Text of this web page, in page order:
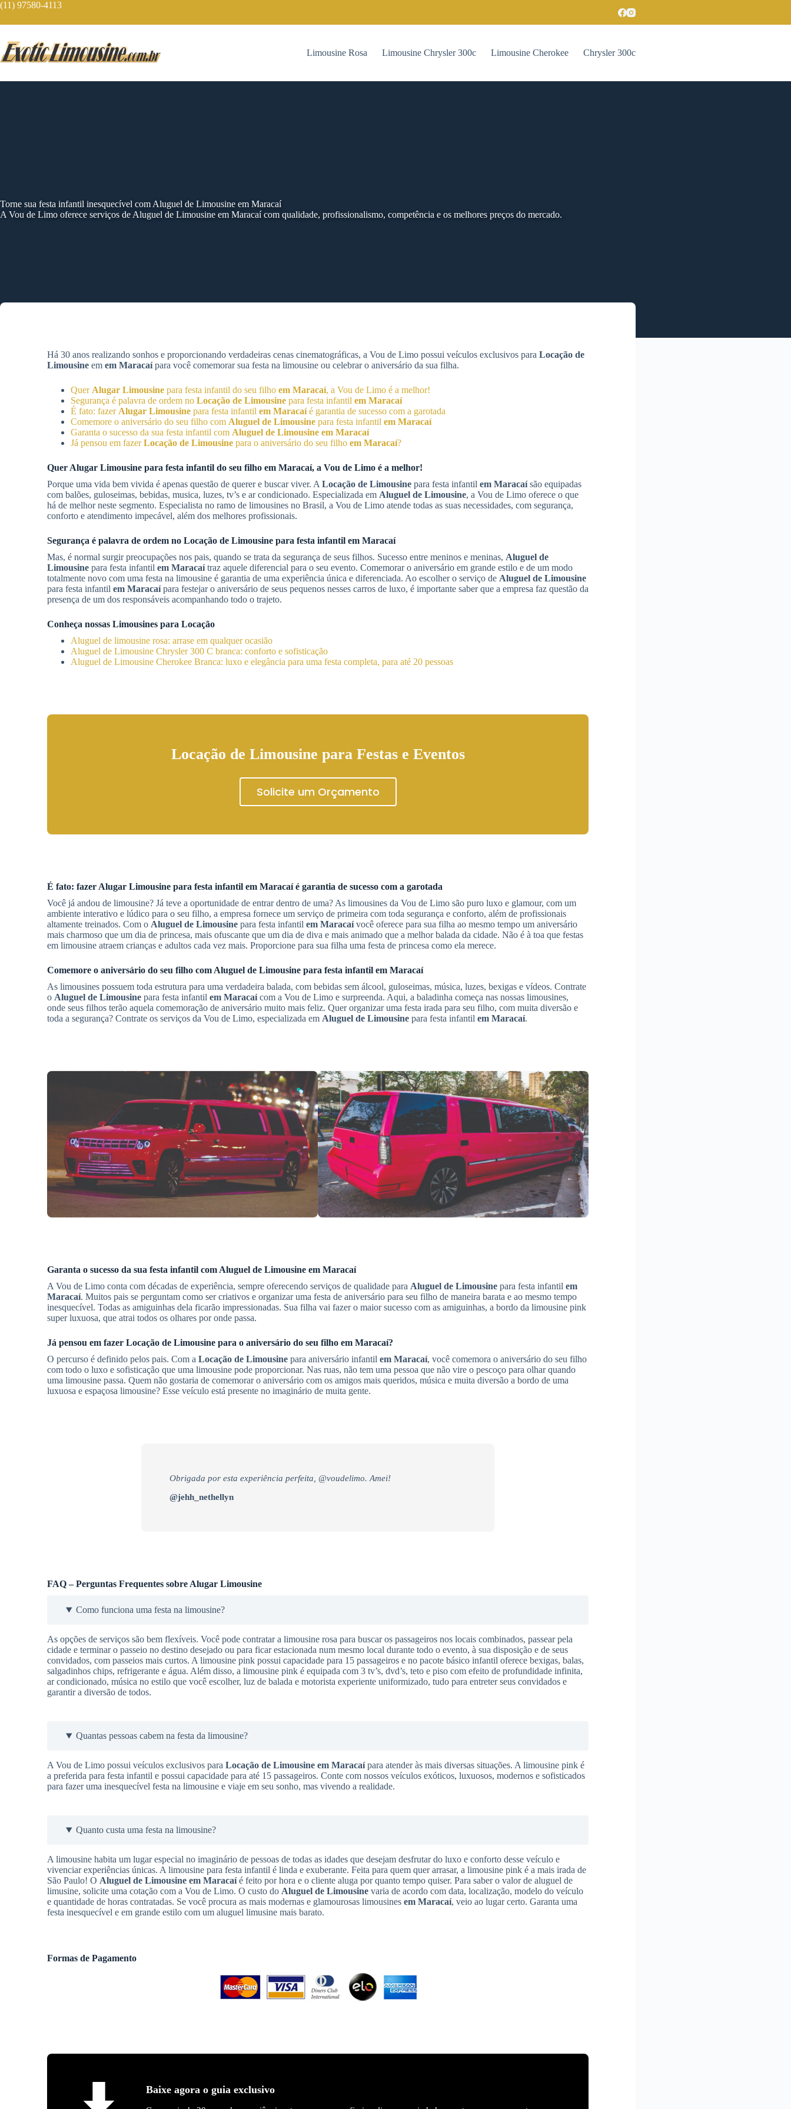
Skip
content
(11) 97580-4113
Limousine Rosa Limousine Chrysler 300c Limousine Cherokee Chrysler 300c
Torne sua festa infantil inesquecível com Aluguel de Limousine em Maracaí
A Vou de Limo oferece serviços de Aluguel de Limousine em Maracaí com qualidade, profissionalismo, competência e os melhores preços do mercado.
Há 30 anos realizando sonhos e proporcionando verdadeiras cenas cinematográficas, a Vou de Limo possui veículos exclusivos para Locação de
Limousine em em Maracaípara você comemorar sua festa na limousine ou celebrar o aniversário da sua filha.
Quer Alugar Limousine para festa infantil do seu filho em Maracaí, a Vou de Limo é a melhor!
Segurança é palavra de ordem no Locação de Limousine para festa infantil em Maracaí
É fato: fazer Alugar Limousine para festa infantil em Maracaíé garantia de sucesso com a garotada
Comemore o aniversário do seu filho com Aluguel de Limousine para festa infantil em Maracaí
Garanta o sucesso da sua festa infantil com Aluguel de Limousine em Maracaí
Já pensou em fazerLocação de Limousine para o aniversário do seu filho em Maracaí?
Quer Alugar Limousine para festa infantil do seu filho em Maracaí, a Vou de Limo é a melhor!
Porque uma vida bem vivida é apenas questão de querer e buscar viver. A Locação de Limousine para festa infantil em Maracaísão equipadas
com balões, guloseimas, bebidas, musica, luzes, tv’s e ar condicionado. Especializada em Aluguel de Limousine, a Vou de Limo oferece o que
há de melhor neste segmento. Especialista no ramo de limousines no Brasil, a Vou de Limo atende todas as suas necessidades, com segurança,
conforto e atendimento impecável, além dos melhores profissionais.
Segurança é palavra de ordem no Locação de Limousine para festa infantil em Maracaí
Mas, é normal surgir preocupações nos pais, quando se trata da segurança de seus filhos. Sucesso entre meninos e meninas, Aluguel de
Limousine para festa infantil em Maracaítraz aquele diferencial para o seu evento. Comemorar o aniversário em grande estilo e de um modo
totalmente novo com uma festa na limousine é garantia de uma experiência única e diferenciada. Ao escolher o serviço de Aluguel de Limousine
para festa infantil em Maracaípara festejar o aniversário de seus pequenos nesses carros de luxo, é importante saber que a empresa faz questão da
presença de um dos responsáveis acompanhando todo o trajeto.
Conheça nossas Limousines para Locação
Aluguel de limousine rosa: arrase em qualquer ocasião
Aluguel de Limousine Chrysler 300 C branca: conforto e sofisticação
Aluguel de Limousine Cherokee Branca: luxo e elegância para uma festa completa, para até 20 pessoas
Locação de Limousine para Festas e Eventos
Solicite um Orçamento
É fato: fazer Alugar Limousine para festa infantil em Maracaíé garantia de sucesso com a garotada
Você já andou de limousine? Já teve a oportunidade de entrar dentro de uma? As limousines da Vou de Limo são puro luxo e glamour, com um
ambiente interativo e lúdico para o seu filho, a empresa fornece um serviço de primeira com toda segurança e conforto, além de profissionais
altamente treinados. Com o Aluguel de Limousine para festa infantil em Maracaívocê oferece para sua filha ao mesmo tempo um aniversário
mais charmoso que um dia de princesa, mais ofuscante que um dia de diva e mais animado que a melhor balada da cidade. Não é à toa que festas
em limousine atraem crianças e adultos cada vez mais. Proporcione para sua filha uma festa de princesa como ela merece.
Comemore o aniversário do seu filho com Aluguel de Limousine para festa infantil em Maracaí
As limousines possuem toda estrutura para uma verdadeira balada, com bebidas sem álcool, guloseimas, música, luzes, bexigas e vídeos. Contrate
o Aluguel de Limousine para festa infantil em Maracaícom a Vou de Limo e surpreenda. Aqui, a baladinha começa nas nossas limousines,
onde seus filhos terão aquela comemoração de aniversário muito mais feliz. Quer organizar uma festa irada para seu filho, com muita diversão e
toda a segurança? Contrate os serviços da Vou de Limo, especializada em Aluguel de Limousine para festa infantil em Maracaí.
Garanta o sucesso da sua festa infantil com Aluguel de Limousine em Maracaí
A Vou de Limo conta com décadas de experiência, sempre oferecendo serviços de qualidade para Aluguel de Limousine para festa infantil em
Maracaí. Muitos pais se perguntam como ser criativos e organizar uma festa de aniversário para seu filho de maneira barata e ao mesmo tempo
inesquecível. Todas as amiguinhas dela ficarão impressionadas. Sua filha vai fazer o maior sucesso com as amiguinhas, a bordo da limousine pink
super luxuosa, que atrai todos os olhares por onde passa.
Já pensou em fazer Locação de Limousine para o aniversário do seu filho em Maracaí?
O percurso é definido pelos pais. Com a Locação de Limousine para aniversário infantil em Maracaí, você comemora o aniversário do seu filho
com todo o luxo e sofisticação que uma limousine pode proporcionar. Nas ruas, não tem uma pessoa que não vire o pescoço para olhar quando
uma limousine passa. Quem não gostaria de comemorar o aniversário com os amigos mais queridos, música e muita diversão a bordo de uma
luxuosa e espaçosa limousine? Esse veículo está presente no imaginário de muita gente.
Obrigada por esta experiência perfeita, @voudelimo. Amei!
@jehh_nethellyn
FAQ – Perguntas Frequentes sobre Alugar Limousine
Como funciona uma festa na limousine?
As opções de serviços são bem flexíveis. Você pode contratar a limousine rosa para buscar os passageiros nos locais combinados, passear pela
cidade e terminar o passeio no destino desejado ou para ficar estacionada num mesmo local durante todo o evento, à sua disposição e de seus
convidados, com passeios mais curtos. A limousine pink possui capacidade para 15 passageiros e no pacote básico infantil oferece bexigas, balas,
salgadinhos chips, refrigerante e água. Além disso, a limousine pink é equipada com 3 tv’s, dvd’s, teto e piso com efeito de profundidade infinita,
ar condicionado, música no estilo que você escolher, luz de balada e motorista experiente uniformizado, tudo para entreter seus convidados e
garantir a diversão de todos.
Quantas pessoas cabem na festa da limousine?
A Vou de Limo possui veículos exclusivos para Locação de Limousine em Maracaípara atender às mais diversas situações. A limousine pink é
a preferida para festa infantil e possui capacidade para até 15 passageiros. Conte com nossos veículos exóticos, luxuosos, modernos e sofisticados
para fazer uma inesquecível festa na limousine e viaje em seu sonho, mas vivendo a realidade.
Quanto custa uma festa na limousine?
A limousine habita um lugar especial no imaginário de pessoas de todas as idades que desejam desfrutar do luxo e conforto desse veículo e
vivenciar experiências únicas. A limousine para festa infantil é linda e exuberante. Feita para quem quer arrasar, a limousine pink é a mais irada de
São Paulo! O Aluguel de Limousine em Maracaíé feito por hora e o cliente aluga por quanto tempo quiser. Para saber o valor de aluguel de
limusine, solicite uma cotação com a Vou de Limo. O custo do Aluguel de Limousine varia de acordo com data, localização, modelo do veículo
e quantidade de horas contratadas. Se você procura as mais modernas e glamourosas limousines em Maracaí, veio ao lugar certo. Garanta uma
festa inesquecível e em grande estilo com um aluguel limusine mais barato.
Formas de Pagamento
Baixe agora o guia exclusivo